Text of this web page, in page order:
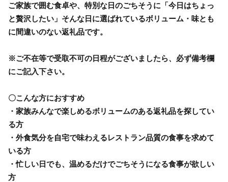
ご家族で囲む食卓や、特別な日のごちそうに「今日はちょっ
と贅沢したい」そんな日に選ばれているボリューム・味とも
に間違いのない返礼品です。
※ご不在等で受取不可の日程がございましたら、必ず備考欄
にご記入下さい。
〇こんな方におすすめ
・家族みんなで楽しめるボリュームのある返礼品を探してい
る方
・外食気分を自宅で味わえるレストラン品質の食事を求めて
いる方
・忙しい日でも、温めるだけでごちそうになる食事が欲しい
方